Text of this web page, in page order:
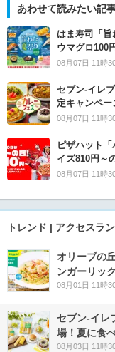
あわせて読みたい記
はま寿司「
ウマグロ100
08月07日 11時
セブン‐イレ
定キャンペー
08月07日 11時
ピザハット
イズ810円～
08月07日 11時
トレンド | アクセスラ
オリーブの
ンガーリッ
08月01日 11時
セブン‐イ
場！夏に食
08月03日 11時